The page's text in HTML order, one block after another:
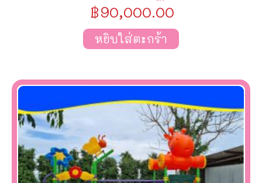
฿90,000.00
หยิบใส่ตะกร้า